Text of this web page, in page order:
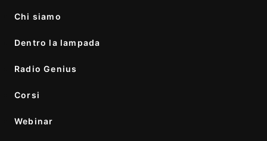
Chi siamo
Dentro la lampada
Radio Genius
Corsi
Webinar